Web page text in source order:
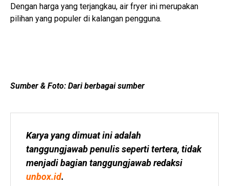
Dengan harga yang terjangkau, air fryer ini merupakan
pilihan yang populer di kalangan pengguna.
Sumber & Foto: Dari berbagai sumber
Karya yang dimuat ini adalah
tanggungjawab penulis seperti tertera, tidak
unbox.id.